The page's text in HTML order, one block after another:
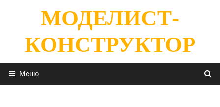
содержимомуМОДЕЛИСТ-
КОНСТРУКТОР
Меню